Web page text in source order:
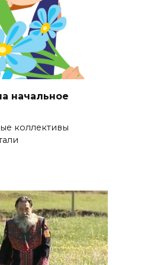
начальное
коллективы